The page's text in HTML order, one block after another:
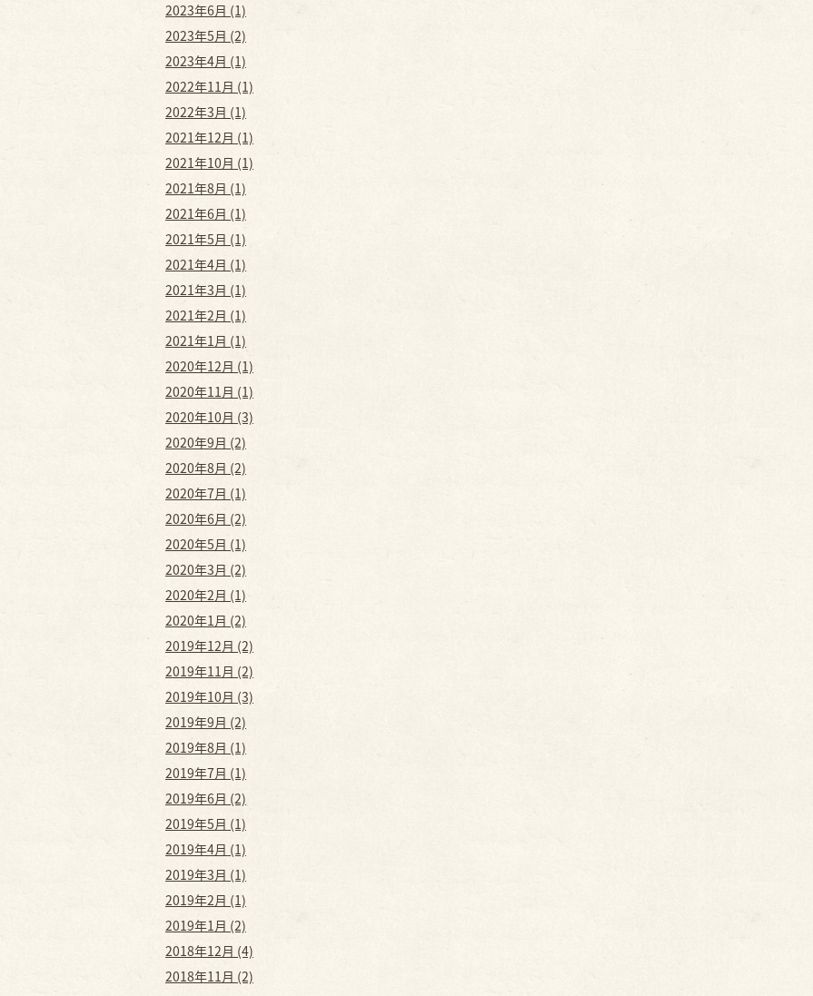
2023年6月 (1)
2023年5月 (2)
2023年4月 (1)
2022年11月 (1)
2022年3月 (1)
2021年12月 (1)
2021年10月 (1)
2021年8月 (1)
2021年6月 (1)
2021年5月 (1)
2021年4月 (1)
2021年3月 (1)
2021年2月 (1)
2021年1月 (1)
2020年12月 (1)
2020年11月 (1)
2020年10月 (3)
2020年9月 (2)
2020年8月 (2)
2020年7月 (1)
2020年6月 (2)
2020年5月 (1)
2020年3月 (2)
2020年2月 (1)
2020年1月 (2)
2019年12月 (2)
2019年11月 (2)
2019年10月 (3)
2019年9月 (2)
2019年8月 (1)
2019年7月 (1)
2019年6月 (2)
2019年5月 (1)
2019年4月 (1)
2019年3月 (1)
2019年2月 (1)
2019年1月 (2)
2018年12月 (4)
2018年11月 (2)